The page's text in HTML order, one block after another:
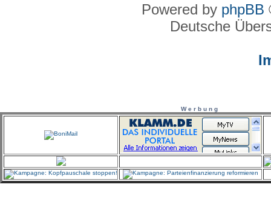
Powered by phpBB
Deutsche
W e r b u n g